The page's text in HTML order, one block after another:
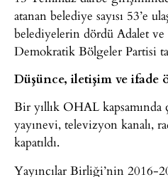
atanan belediye sayısı 53’e
belediyelerin dördü Adalet ve
Demokratik Bölgeler Partisi
Düşünce, iletişim ve ifade
Bir yıllık OHAL kapsamında
yayınevi, televizyon kanalı,
kapatıldı.
Yayıncılar Birliği’nin 2016-